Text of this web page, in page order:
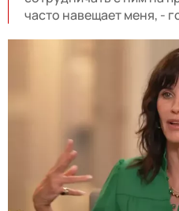
часто навещает меня, -